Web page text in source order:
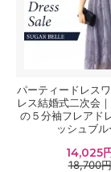
パーティードレス
レス結婚式二次会
の５分袖フレアド
ッシュブル
14,025
18,700円